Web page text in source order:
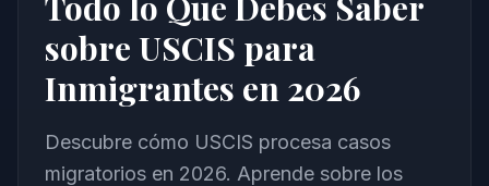
sobre USCIS para
Inmigrantes en 2026
Descubre cómo USCIS procesa casos
migratorios en 2026. Aprende sobre los